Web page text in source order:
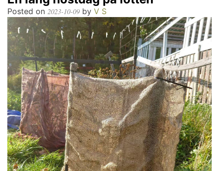
Posted on 2023-10-09 by V S